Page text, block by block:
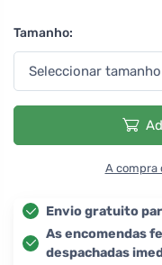
Tamanho:
A compra
Envio gratuito
As encomendas
despachadas